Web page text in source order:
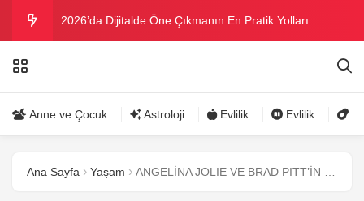
2026’da Dijitalde Öne Çıkmanın En Pratik Yolları
Danla Bilic ile Reynmen Miami’de tatilde
Anne ve Çocuk Astroloji Evlilik Evlilik
Ana Sayfa Yaşam